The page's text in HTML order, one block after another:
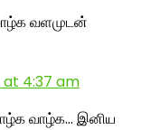
வளமுடன்
at 4:37 am
வாழ்க… இனிய